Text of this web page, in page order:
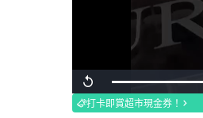
Replay
打卡即賞超市現金券！